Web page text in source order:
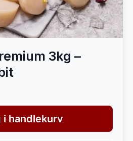
3kg –
i handlekurv